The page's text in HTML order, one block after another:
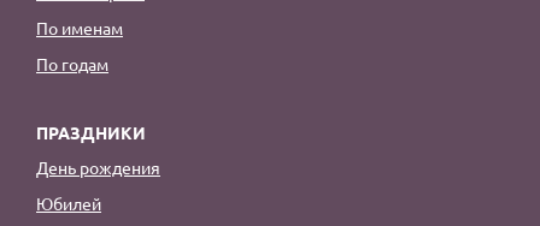
По именам
По годам
ПРАЗДНИКИ
День рождения
Юбилей